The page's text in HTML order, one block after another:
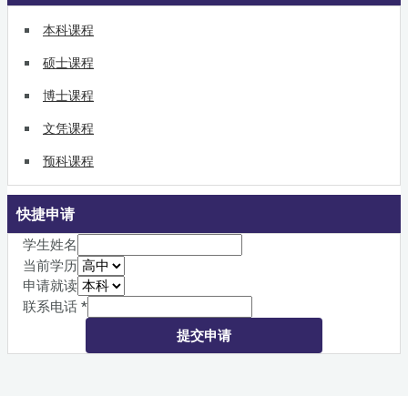
本科课程
硕士课程
博士课程
文凭课程
预科课程
快捷申请
学生姓名
当前学历
申请就读
联系电话 *
提交申请